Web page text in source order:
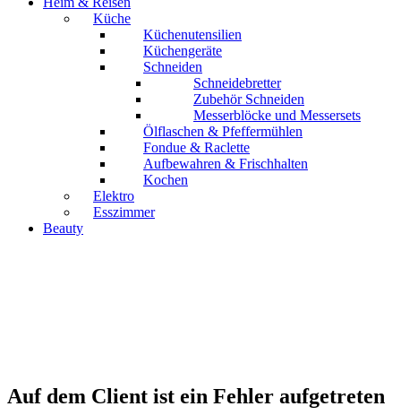
Küche
Küchenutensilien
Küchengeräte
Schneiden
Schneidebretter
Zubehör Schneiden
Messerblöcke und Messersets
Ölflaschen & Pfeffermühlen
Fondue & Raclette
Aufbewahren & Frischhalten
Kochen
Elektro
Esszimmer
Beauty
Auf dem Client ist ein Fehler aufgetreten